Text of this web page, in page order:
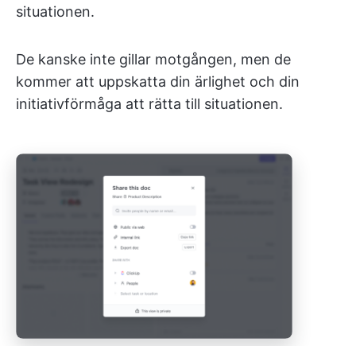
situationen.
De kanske inte gillar motgången, men de
kommer att uppskatta din ärlighet och din
initiativförmåga att rätta till situationen.